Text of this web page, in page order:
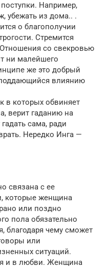
Например,
убежать из дома.. .
о благополучии
Стремится
со свекровью
ни малейшего
же это добрый
влиянию
в которых обвиняет
верит гаданию на
сама, ради
Нередко Инга —
связана с ее
которые женщина
или поздно
пола обязательно
благодаря чему сможет
или
ситуаций.
и в любви. Женщина